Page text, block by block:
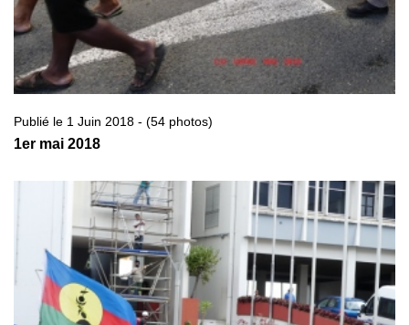
Publié le 1 Juin 2018 - (54 photos)
1er mai 2018